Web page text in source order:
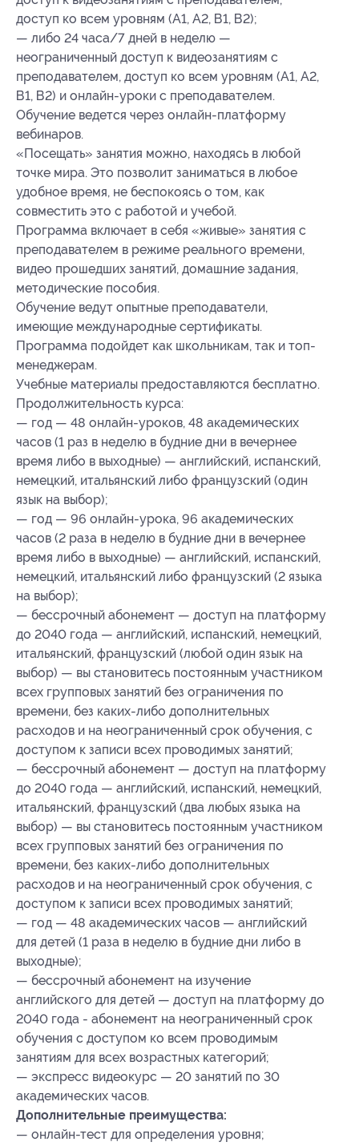
доступ ко всем уровням (А1, А2, В1, В2);
— либо 24 часа/7 дней в неделю —
неограниченный доступ к видеозанятиям с
преподавателем, доступ ко всем уровням (А1, А2,
В1, В2) и онлайн-уроки с преподавателем.
Обучение ведется через онлайн-платформу
вебинаров.
«Посещать» занятия можно, находясь в любой
точке мира. Это позволит заниматься в любое
удобное время, не беспокоясь о том, как
совместить это с работой и учебой.
Программа включает в себя «живые» занятия с
преподавателем в режиме реального времени,
видео прошедших занятий, домашние задания,
методические пособия.
Обучение ведут опытные преподаватели,
имеющие международные сертификаты.
Программа подойдет как школьникам, так и топ-
менеджерам.
Учебные материалы предоставляются бесплатно.
Продолжительность курса:
— год — 48 онлайн-уроков, 48 академических
часов (1 раз в неделю в будние дни в вечернее
время либо в выходные) — английский, испанский,
немецкий, итальянский либо французский (один
язык на выбор);
— год — 96 онлайн-урока, 96 академических
часов (2 раза в неделю в будние дни в вечернее
время либо в выходные) — английский, испанский,
немецкий, итальянский либо французский (2 языка
на выбор);
— бессрочный абонемент — доступ на платформу
до 2040 года — английский, испанский, немецкий,
итальянский, французский (любой один язык на
выбор) — вы становитесь постоянным участником
всех групповых занятий без ограничения по
времени, без каких-либо дополнительных
расходов и на неограниченный срок обучения, с
доступом к записи всех проводимых занятий;
— бессрочный абонемент — доступ на платформу
до 2040 года — английский, испанский, немецкий,
итальянский, французский (два любых языка на
выбор) — вы становитесь постоянным участником
всех групповых занятий без ограничения по
времени, без каких-либо дополнительных
расходов и на неограниченный срок обучения, с
доступом к записи всех проводимых занятий;
— год — 48 академических часов — английский
для детей (1 раза в неделю в будние дни либо в
выходные);
— бессрочный абонемент на изучение
английского для детей — доступ на платформу до
2040 года - абонемент на неограниченный срок
обучения с доступом ко всем проводимым
занятиям для всех возрастных категорий;
— экспресс видеокурс — 20 занятий по 30
академических часов.
Дополнительные преимущества:
— онлайн-тест для определения уровня;